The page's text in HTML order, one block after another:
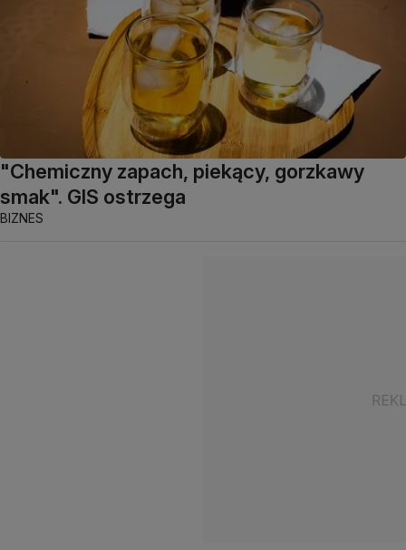
"Chemiczny zapach, piekący, gorzkawy
smak". GIS ostrzega
BIZNES